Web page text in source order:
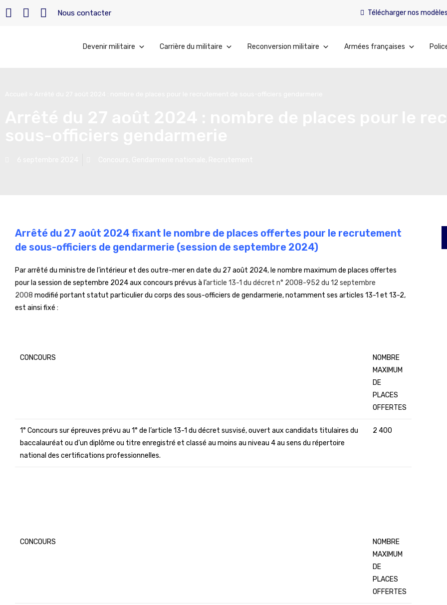
Nous contacter Télécharger nos modèles
Devenir militaire Carrière du militaire Reconversion militaire Armées françaises
Arrêté du 27 août 2024 fixant le nombre de places offertes pour le recrutement
de sous-officiers de gendarmerie (session de septembre 2024)
Par arrêté du ministre de l’intérieur et des outre-mer en date du 27 août 2024, le nombre maximum de places offertes
pour la session de septembre 2024 aux concours prévus à l’article 13-1 du décret n° 2008-952 du 12 septembre
2008 modifié portant statut particulier du corps des sous-officiers de gendarmerie, notamment ses articles 13-1 et 13-2,
est ainsi fixé :
CONCOURS
NOMBRE
MAXIMUM
DE
PLACES
OFFERTES
1° Concours sur épreuves prévu au 1° de l’article 13-1 du décret susvisé, ouvert aux candidats titulaires du
baccalauréat ou d’un diplôme ou titre enregistré et classé au moins au niveau 4 au sens du répertoire
national des certifications professionnelles.
2 400
CONCOURS
NOMBRE
MAXIMUM
DE
PLACES
OFFERTES